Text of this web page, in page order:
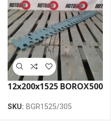
12x200x1525 BOROX500
robotais 305
SKU: BGR1525/305